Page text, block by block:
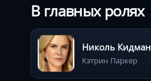
В главных ролях
Николь Кидман
Кэтрин Паркер